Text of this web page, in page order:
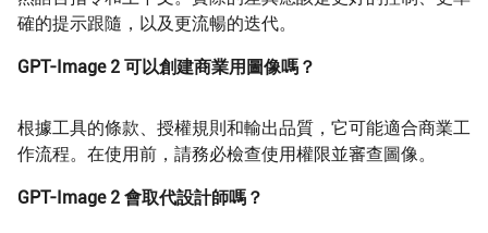
確的提示跟隨，以及更流暢的迭代。
GPT-Image 2 可以創建商業用圖像嗎？
根據工具的條款、授權規則和輸出品質，它可能適合商業工
作流程。在使用前，請務必檢查使用權限並審查圖像。
GPT-Image 2 會取代設計師嗎？